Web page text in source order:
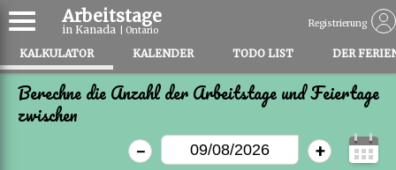
Arbeitstage
in Kanada | Ontario
Registrierung
KALKULATOR KALENDER TODO LIST DER
Berechne die Anzahl der Arbeitstage und Feiertage
zwischen
+
-